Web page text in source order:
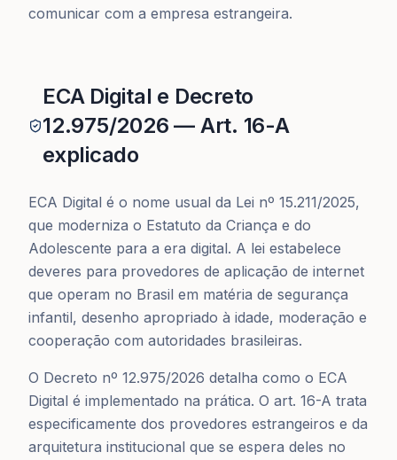
comunicar com a empresa estrangeira.
ECA Digital e Decreto
12.975/2026 — Art. 16-A
explicado
ECA Digital é o nome usual da Lei nº 15.211/2025,
que moderniza o Estatuto da Criança e do
Adolescente para a era digital. A lei estabelece
deveres para provedores de aplicação de internet
que operam no Brasil em matéria de segurança
infantil, desenho apropriado à idade, moderação e
cooperação com autoridades brasileiras.
O Decreto nº 12.975/2026 detalha como o ECA
Digital é implementado na prática. O art. 16-A trata
especificamente dos provedores estrangeiros e da
arquitetura institucional que se espera deles no